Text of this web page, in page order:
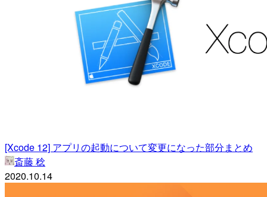
[Xcode 12] アプリの起動について変更になった部分まとめ
斎藤 稔
2020.10.14